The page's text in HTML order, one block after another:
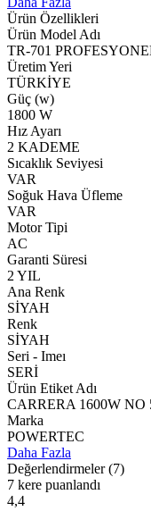
Ürün Özellikleri
Ürün Model Adı
TR-701
Üretim Yeri
TÜRKİYE
Güç (w)
1800 W
Hız Ayarı
2 KADEME
Sıcaklık Seviyesi
VAR
Soğuk Hava Üfleme
VAR
Motor Tipi
AC
Garanti Süresi
2 YIL
Ana Renk
SİYAH
Renk
SİYAH
Seri - Imeı
SERİ
Ürün Etiket Adı
CARRERA 1600W
Marka
POWERTEC
Daha Fazla
Değerlendirmeler (7)
7 kere puanlandı
4,4